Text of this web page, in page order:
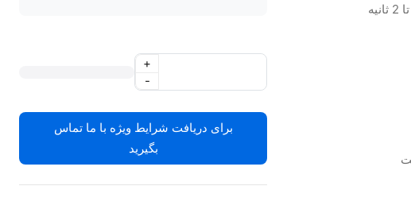
-
+
برای دریافت شرایط ویژه با ما تماس
بگیرید